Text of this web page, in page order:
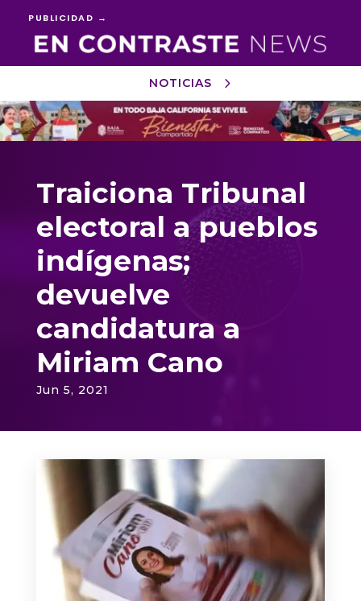
PUBLICIDAD →
NOTICIAS
Reproductor
de
vídeo
Traiciona Tribunal
electoral a pueblos
indígenas;
devuelve
candidatura a
Miriam Cano
Jun 5, 2021